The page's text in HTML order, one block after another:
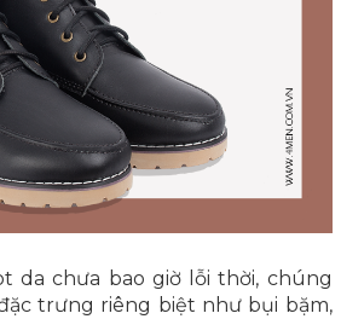
da chưa bao giờ lỗi thời, chúng
trưng riêng biệt như bụi bặm,